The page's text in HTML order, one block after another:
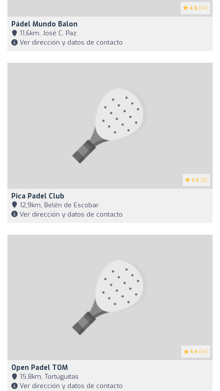
4.6 (14)
Pádel Mundo Balon
11,6km, José C. Paz
Ver dirección y datos de contacto
4.5 (8)
Pica Padel Club
12,9km, Belén de Escobar
Ver dirección y datos de contacto
4.4 (14)
Open Padel TOM
15,8km, Tortuguitas
Ver dirección y datos de contacto